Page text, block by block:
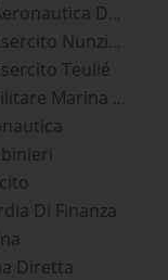
Concorso Scuola Militare Aeronautica Douhet
Concorso Scuola Militare Esercito Nunziatella
Teulié
Concorso Scuola Navale Militare Marina Morosini
Di Finanza
Diretta